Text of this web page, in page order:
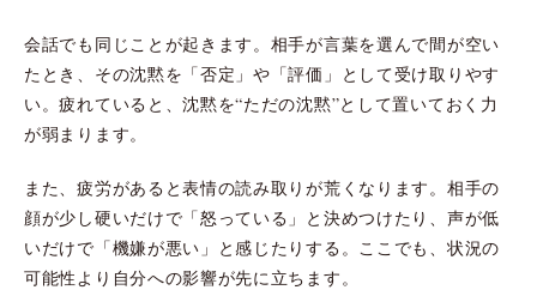
会話でも同じことが起きます。相手が言葉を選んで間が空い
たとき、その沈黙を「否定」や「評価」として受け取りやす
い。疲れていると、沈黙を“ただの沈黙”として置いておく力
が弱まります。
また、疲労があると表情の読み取りが荒くなります。相手の
顔が少し硬いだけで「怒っている」と決めつけたり、声が低
いだけで「機嫌が悪い」と感じたりする。ここでも、状況の
可能性より自分への影響が先に立ちます。